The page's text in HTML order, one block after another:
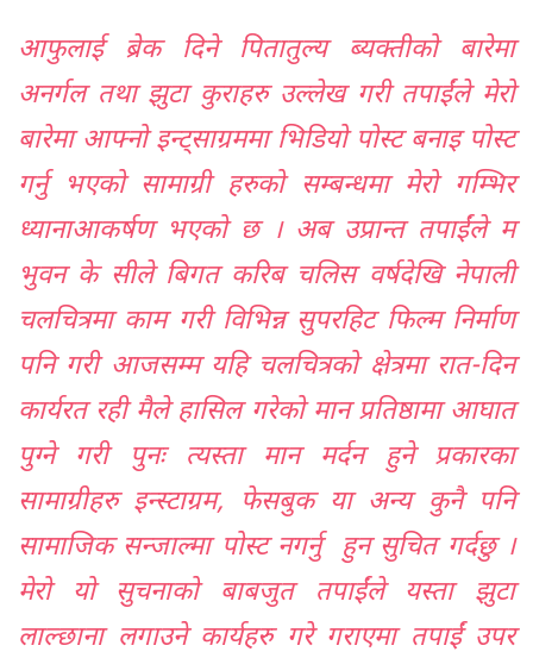
आफुलाई ब्रेक दिने पितातुल्य ब्यक्तीको बारेमा
अनर्गल तथा झुटा कुराहरु उल्लेख गरी तपाईंले मेरो
बारेमा आफ्नो इन्ट्साग्रममा भिडियो पोस्ट बनाइ पोस्ट
गर्नु भएको सामाग्री हरुको सम्बन्धमा मेरो गम्भिर
ध्यानाआकर्षण भएको छ । अब उप्रान्त तपाईंले म
भुवन के सीले बिगत करिब चलिस वर्षदेखि नेपाली
चलचित्रमा काम गरी विभिन्न सुपरहिट फिल्म निर्माण
पनि गरी आजसम्म यहि चलचित्रको क्षेत्रमा रात-दिन
कार्यरत रही मैले हासिल गरेको मान प्रतिष्ठामा आघात
पुग्ने गरी पुनः त्यस्ता मान मर्दन हुने प्रकारका
सामाग्रीहरु इन्स्टाग्रम, फेसबुक या अन्य कुनै पनि
सामाजिक सन्जाल्मा पोस्ट नगर्नु हुन सुचित गर्दछु ।
मेरो यो सुचनाको बाबजुत तपाईंले यस्ता झुटा
लाल्छाना लगाउने कार्यहरु गरे गराएमा तपाईं उपर